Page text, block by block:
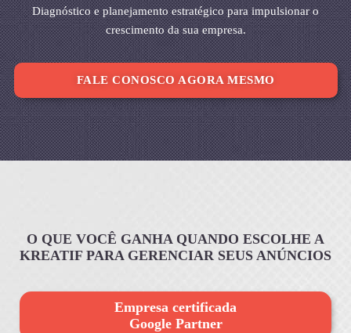
Diagnóstico e planejamento estratégico para impulsionar o
crescimento da sua empresa.
FALE CONOSCO AGORA MESMO
O QUE VOCÊ GANHA QUANDO ESCOLHE A
KREATIF PARA GERENCIAR SEUS ANÚNCIOS
Empresa certificada
Google Partner